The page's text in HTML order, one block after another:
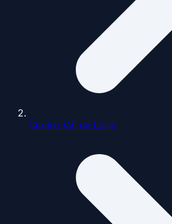
Centre-Val de Loire